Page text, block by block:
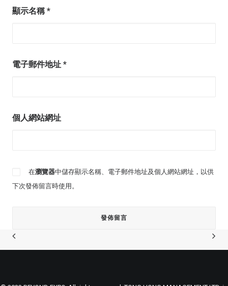
顯示名稱 *
電子郵件地址 *
個人網站網址
在瀏覽器中儲存顯示名稱、電子郵件地址及個人網站網址，以供
下次發佈留言時使用。